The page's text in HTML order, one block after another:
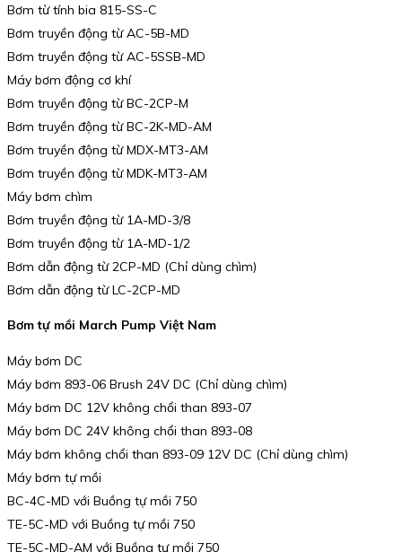
Bơm từ tính bia 815-SS-C
Bơm truyền động từ AC-5B-MD
Bơm truyền động từ AC-5SSB-MD
Máy bơm động cơ khí
Bơm truyền động từ BC-2CP-M
Bơm truyền động từ BC-2K-MD-AM
Bơm truyền động từ MDX-MT3-AM
Bơm truyền động từ MDK-MT3-AM
Máy bơm chìm
Bơm truyền động từ 1A-MD-3/8
Bơm truyền động từ 1A-MD-1/2
Bơm dẫn động từ 2CP-MD (Chỉ dùng chìm)
Bơm dẫn động từ LC-2CP-MD
Bơm tự mồi March Pump Việt Nam
Máy bơm DC
Máy bơm 893-06 Brush 24V DC (Chỉ dùng chìm)
Máy bơm DC 12V không chổi than 893-07
Máy bơm DC 24V không chổi than 893-08
Máy bơm không chổi than 893-09 12V DC (Chỉ dùng chìm)
Máy bơm tự mồi
BC-4C-MD với Buồng tự mồi 750
TE-5C-MD với Buồng tự mồi 750
TE-5C-MD-AM với Buồng tự mồi 750